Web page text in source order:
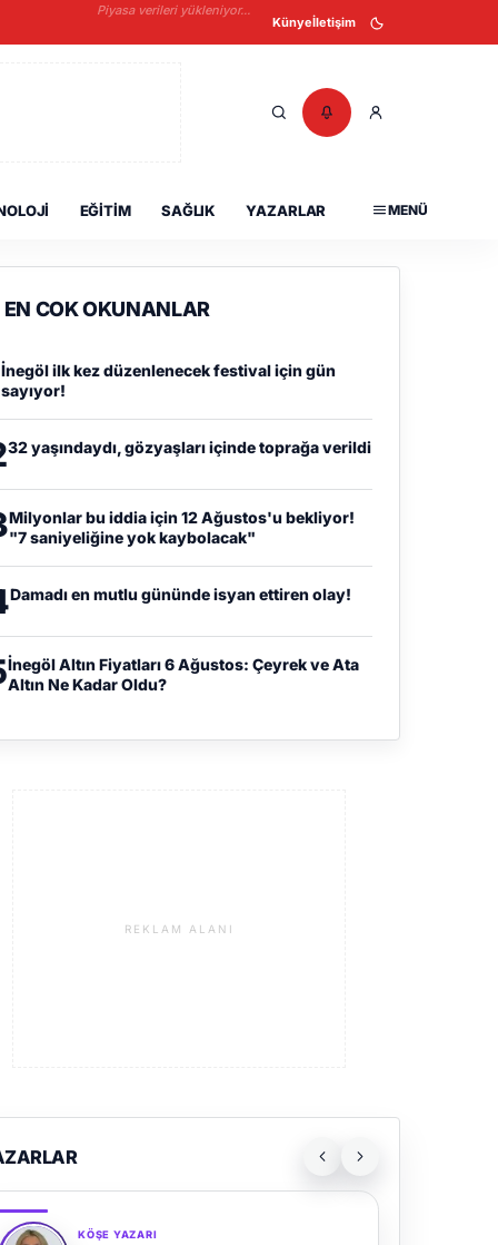
Piyasa verileri yükleniyor...
Künyeİletişim
EĞITIM SAĞLIK YAZARLAR MENÜ
EN COK OKUNANLAR
İnegöl ilk kez düzenlenecek festival için gün
sayıyor!
32 yaşındaydı, gözyaşları içinde toprağa verildi
Milyonlar bu iddia için 12 Ağustos'u bekliyor!
"7 saniyeliğine yok kaybolacak"
Damadı en mutlu gününde isyan ettiren olay!
İnegöl Altın Fiyatları 6 Ağustos: Çeyrek ve Ata
Altın Ne Kadar Oldu?
REKLAM ALANI
KÖŞE YAZARI